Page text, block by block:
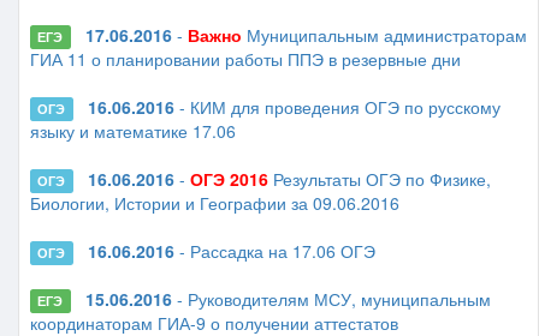
ЕГЭ 17.06.2016- Важно Муниципальным администраторам
ГИА 11 о планировании работы ППЭ в резервные дни
ОГЭ 16.06.2016- КИМ для проведения ОГЭ по русскому
языку и математике 17.06
ОГЭ 16.06.2016- ОГЭ 2016Результаты ОГЭ по Физике,
Биологии, Истории и Географии за 09.06.2016
ОГЭ 16.06.2016- Рассадка на 17.06 ОГЭ
ЕГЭ 15.06.2016- Руководителям МСУ, муниципальным
координаторам ГИА-9 о получении аттестатов